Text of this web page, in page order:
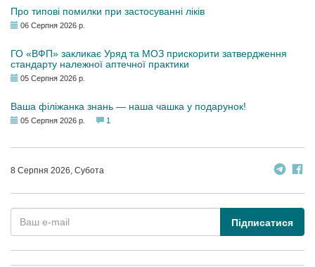
Про типові помилки при застосуванні ліків
06 Серпня 2026 р.
ГО «ВФП» закликає Уряд та МОЗ прискорити затвердження
стандарту належної аптечної практики
05 Серпня 2026 р.
Ваша філіжанка знань — наша чашка у подарунок!
05 Серпня 2026 р. 1
8 Серпня 2026, Субота
Підписатися